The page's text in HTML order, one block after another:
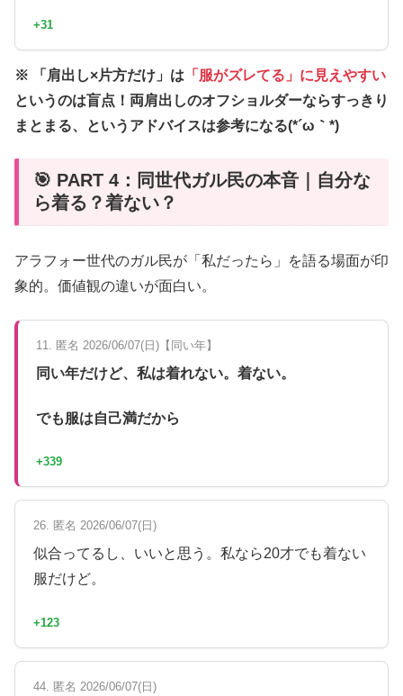
+31
※ 「肩出し×片方だけ」は 「服がズレてる」に見えやすい
というのは盲点！両肩出しのオフショルダーならすっきり
まとまる、というアドバイスは参考になる(*´ω｀*)
🎯 PART 4：同世代ガル民の本音｜自分な
ら着る？着ない？
アラフォー世代のガル民が「私だったら」を語る場面が印
象的。価値観の違いが面白い。
11. 匿名 2026/06/07(日)【同い年】
同い年だけど、私は着れない。着ない。
でも服は自己満だから
+339
26. 匿名 2026/06/07(日)
似合ってるし、いいと思う。私なら20才でも着ない
服だけど。
+123
44. 匿名 2026/06/07(日)